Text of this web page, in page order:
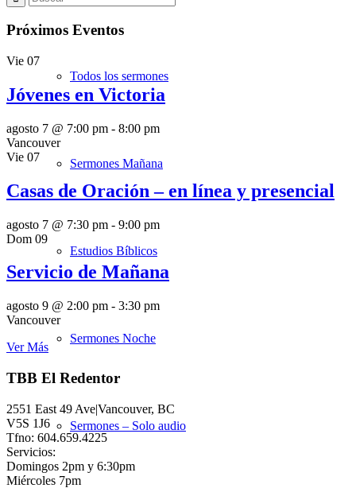
Todos los sermones
Sermones Mañana
Estudios Bíblicos
Sermones Noche
Sermones – Solo audio
Próximos Eventos
Vie 07
Jóvenes en Victoria
agosto 7 @ 7:00 pm - 8:00 pm
Vancouver
Vie 07
Casas de Oración – en línea y presencial
agosto 7 @ 7:30 pm - 9:00 pm
Dom 09
Servicio de Mañana
agosto 9 @ 2:00 pm - 3:30 pm
Vancouver
Ver Más
TBB El Redentor
2551 East 49 Ave|Vancouver, BC
V5S 1J6
Tfno: 604.659.4225
Servicios:
Domingos 2pm y 6:30pm
Miércoles 7pm